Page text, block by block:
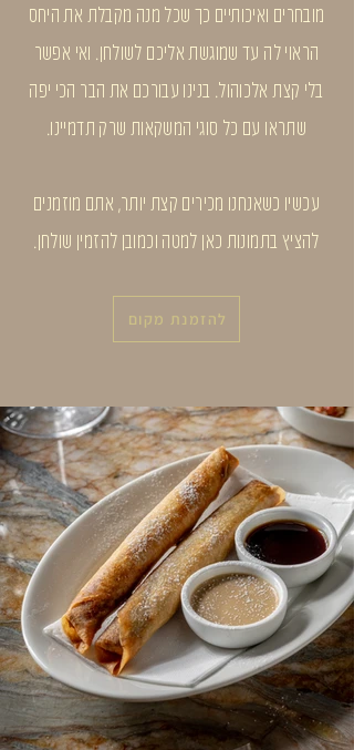
מובחרים ואיכותיים כך שכל מנה מקבלת את היחס
הראוי לה עד שמוגשת אליכם לשולחן. ואי אפשר
בלי קצת אלכוהול. בנינו עבורכם את הבר הכי יפה
שתראו עם כל סוגי המשקאות שרק תדמיינו.
עכשיו כשאנחנו מכירים קצת יותר, אתם מוזמנים
להציץ בתמונות כאן למטה וכמובן להזמין שולחן.
להזמנת מקום